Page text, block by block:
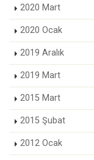
2020 Mart
2020 Ocak
2019 Aralık
2019 Mart
2015 Mart
2015 Şubat
2012 Ocak